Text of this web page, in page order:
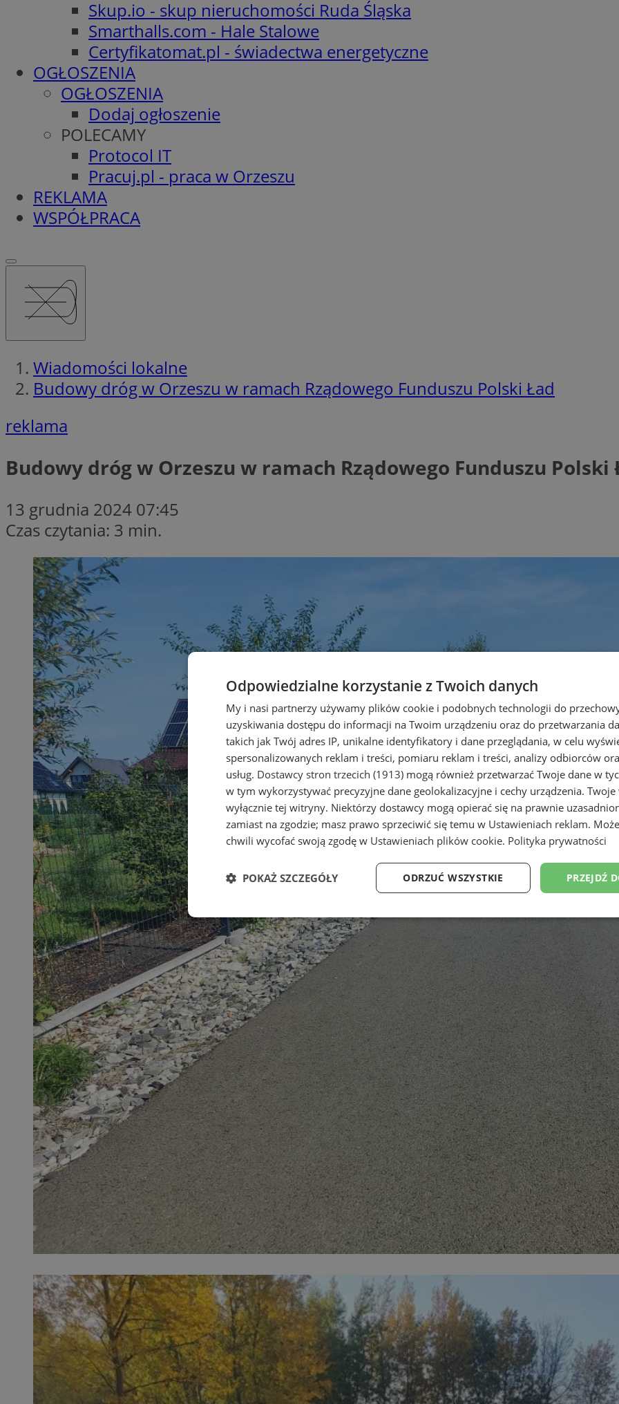
Skup.io - skup nieruchomości Ruda Śląska
Smarthalls.com - Hale Stalowe
Certyfikatomat.pl - świadectwa energetyczne
OGŁOSZENIA
OGŁOSZENIA
Dodaj ogłoszenie
POLECAMY
Protocol IT
Pracuj.pl - praca w Orzeszu
REKLAMA
WSPÓŁPRACA
Wiadomości lokalne
Budowy dróg w Orzeszu w ramach Rządowego Funduszu Polski Ład
reklama
Budowy dróg w Orzeszu w ramach Rządowego Funduszu Polski
13 grudnia 2024 07:45
Czas czytania: 3 min.
Odpowiedzialne korzystanie z Twoich danych
My i nasi partnerzy używamy plików cookie i podobnych technologii do
uzyskiwania dostępu do informacji na Twoim urządzeniu oraz do przetwarzania
takich jak Twój adres IP, unikalne identyfikatory i dane przeglądania, w celu
spersonalizowanych reklam i treści, pomiaru reklam i treści, analizy odbiorców
usług. Dostawcy stron trzecich (1913) mogą również przetwarzać Twoje dane w
w tym wykorzystywać precyzyjne dane geolokalizacyjne i cechy urządzenia.
wyłącznie tej witryny. Niektórzy dostawcy mogą opierać się na prawnie
zamiast na zgodzie; masz prawo sprzeciwić się temu w Ustawieniach reklam.
chwili wycofać swoją zgodę w Ustawieniach plików cookie. Polityka prywatności
PRZEJDŹ
ODRZUĆ WSZYSTKIE
POKAŻ SZCZEGÓŁY
Niezbędne Wydajność Targetowanie Funkcjonalność
Niezbędne Wydajność Targetowanie Funkcjonalność
Niezbędne pliki cookie umożliwiają korzystanie z podstawowych funkcji strony internetowej, takich jak
zarządzanie kontem. Bez niezbędnych plików cookie nie można prawidłowo korzystać ze strony
Nazwa
Provider
Domena
Okres
przechowywania
Opis
SessID orzesze.com.pl 1 rok
Ten plik cookie przechowuje
QeSessID
orzesze.com.pl 1 rok
Ten plik cookie przechowuje
MvSessID
orzesze.com.pl 1 rok
Ten plik cookie przechowuje
VISITOR_PRIVACY_METADATA
YouTube
.youtube.com
5 miesięcy 4
tygodnie
Ten plik cookie przechowuje
użytkownika oraz jego
prywatności podczas korzystania
wybory dotyczące polityki
zgody, zapewniając ich
wizytach. Dzięki temu użytkownik
konfigurować swoich preferencji,
zgodność z regulacjami ochrony
__cf_bm
Cloudflare
29 minut 59
Ten plik cookie służy do
umożliwia tworzenie ważnych
CookieScriptConsent
CookieScript
orzesze.com.pl
4 tygodnie 2 dni
Script.com do zapamiętywania
zgody użytkownika na pliki cookie.
aby baner cookie Cookie-
__cf_bm
Cloudflare
Inc.
.twitter.com
29 minut 55
sekund
Ten plik cookie służy do
to korzystne dla strony
umożliwia tworzenie ważnych
korzystania z jej witryny
Google Privacy Policy